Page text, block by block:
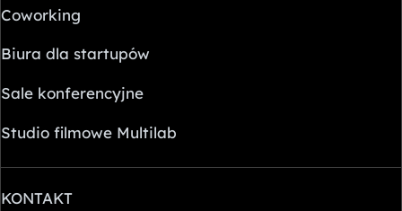
Coworking
Biura dla startupów
Sale konferencyjne
Studio filmowe Multilab
KONTAKT